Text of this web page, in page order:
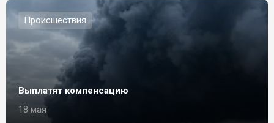
Происшествия
Выплатят компенсацию
18 мая